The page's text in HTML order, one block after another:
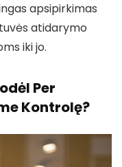
apsipirkimas
atidarymo
iki jo.
Per
Kontrolę?